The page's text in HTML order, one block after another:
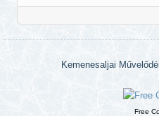
Kemenesaljai
Free